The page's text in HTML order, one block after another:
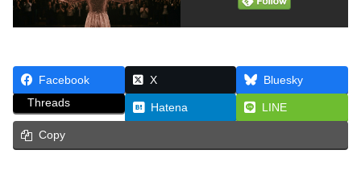
Facebook X
Bluesky
Threads
Hatena LINE
Copy